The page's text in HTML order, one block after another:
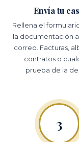
Envía tu
Rellena el
la documentación
correo. Facturas,
contratos o
prueba de la
3